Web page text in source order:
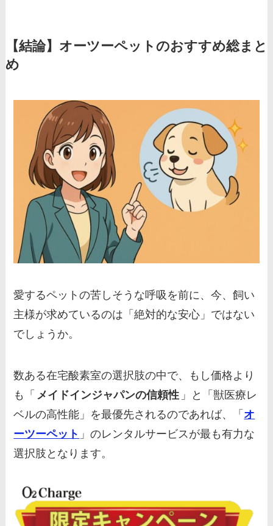
【結論】オーツーペットのおすすめ総まと
め
愛するペットの苦しそうな呼吸を前に、今、飼い
主様が求めているのは「絶対的な安心」ではない
でしょうか。
数ある在宅酸素室の選択肢の中で、もし価格より
も「 メイドインジャパンの信頼性 」と「獣医療レ
ベルの高性能」を最優先されるのであれば、「 オ
ーツーペット 」のレンタルサービスが最も有力な
選択肢となります。